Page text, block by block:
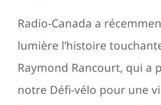
Radio-Canada a
lumière l’histoire
Raymond Rancourt, qui a
notre Défi-vélo pour une